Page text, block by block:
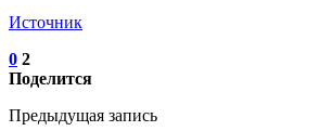
Источник
0 2
Поделится
Предыдущая запись